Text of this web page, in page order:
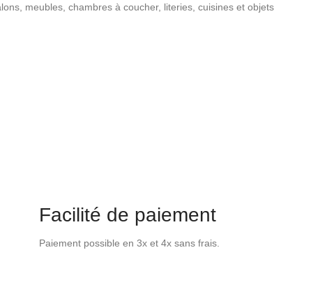
meubles, chambres à coucher, literies, cuisines et objets
Facilité de paiement
Paiement possible en 3x et 4x sans frais.